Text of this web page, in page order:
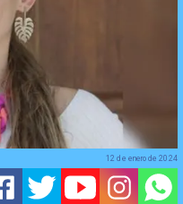
12 de enero de 2024